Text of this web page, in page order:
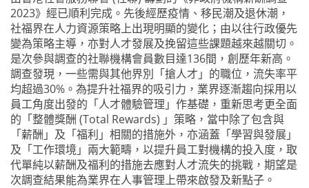
2023》經已順利完成。先後經歷疫情、移民潮及退休潮，
社福界在人力資源策略上出現明顯的變化；由以往行政優先
變為策略主導，亦對人才發展及挽留這些課題越來越關切。
是次參與調查的社聯機構會員數目達136間，創歷年新高。
調查發現，一些需與其他界別「搶人才」的職位，流失率平
均超過30%。為提升社福界的吸引力，業界逐漸趨向採用以
員工角度出發的「人才體驗管理」作基礎，重新思考更全面
的「整體獎酬 (Total Rewards) 」策略，當中除了包含與
「薪酬」及「福利」相關的措施外，亦涵蓋「學習與發展」
及「工作環境」兩大範疇，以提升員工對機構的投入度，取
代單純以薪酬及福利的措施去應對人才流失的挑戰，期望是
次調查結果能為業界在人事管理上帶來啟發及新點子。